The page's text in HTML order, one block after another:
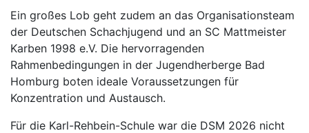
Ein großes Lob geht zudem an das Organisationsteam
der Deutschen Schachjugend und an SC Mattmeister
Karben 1998 e.V. Die hervorragenden
Rahmenbedingungen in der Jugendherberge Bad
Homburg boten ideale Voraussetzungen für
Konzentration und Austausch.
Für die Karl-Rehbein-Schule war die DSM 2026 nicht